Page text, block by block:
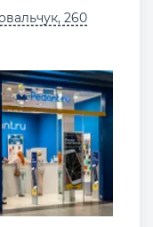
260